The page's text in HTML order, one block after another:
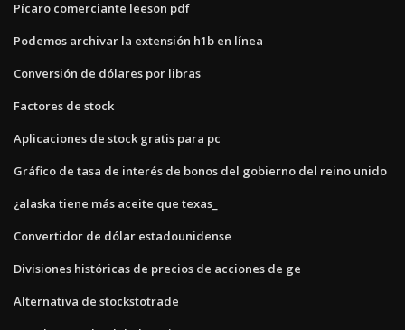
Pícaro comerciante leeson pdf
Podemos archivar la extensión h1b en línea
Conversión de dólares por libras
Factores de stock
Aplicaciones de stock gratis para pc
Gráfico de tasa de interés de bonos del gobierno del reino unido
¿alaska tiene más aceite que texas_
Convertidor de dólar estadounidense
Divisiones históricas de precios de acciones de ge
Alternativa de stockstotrade